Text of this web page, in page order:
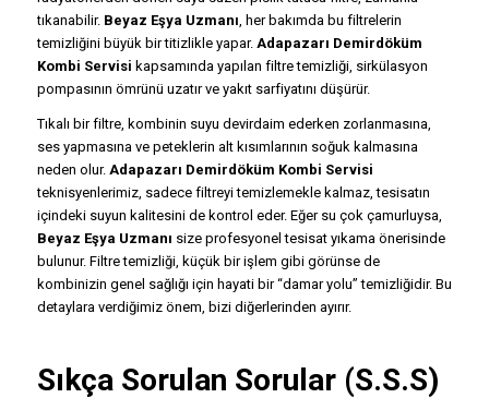
tıkanabilir. Beyaz Eşya Uzmanı , her bakımda bu filtrelerin
temizliğini büyük bir titizlikle yapar. Adapazarı Demirdöküm
Kombi Servisi kapsamında yapılan filtre temizliği, sirkülasyon
pompasının ömrünü uzatır ve yakıt sarfiyatını düşürür.
Tıkalı bir filtre, kombinin suyu devirdaim ederken zorlanmasına,
ses yapmasına ve peteklerin alt kısımlarının soğuk kalmasına
neden olur. Adapazarı Demirdöküm Kombi Servisi
teknisyenlerimiz, sadece filtreyi temizlemekle kalmaz, tesisatın
içindeki suyun kalitesini de kontrol eder. Eğer su çok çamurluysa,
Beyaz Eşya Uzmanı size profesyonel tesisat yıkama önerisinde
bulunur. Filtre temizliği, küçük bir işlem gibi görünse de
kombinizin genel sağlığı için hayati bir “damar yolu” temizliğidir. Bu
detaylara verdiğimiz önem, bizi diğerlerinden ayırır.
Sıkça Sorulan Sorular (S.S.S)